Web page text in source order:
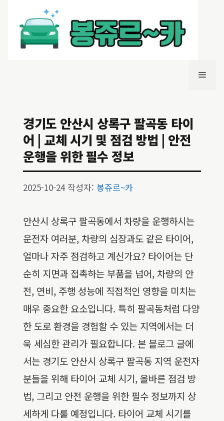
메
경기도 안산시 상록구 팔곡동 타이
어 | 교체 시기 및 점검 방법 | 안전
운행을 위한 필수 정보
2025-10-24 작성자: 봉쥬르~카
안산시 상록구 팔곡동에서 차량을 운행하시는
운전자 여러분, 차량의 심장과도 같은 타이어,
얼마나 자주 점검하고 계신가요? 타이어는 단
순히 지면과 접촉하는 부품을 넘어, 차량의 안
전, 연비, 주행 성능에 직접적인 영향을 미치는
매우 중요한 요소입니다. 특히 팔곡동처럼 다양
한 도로 환경을 경험할 수 있는 지역에서는 더
욱 세심한 관리가 필요합니다. 본 블로그 글에
서는 경기도 안산시 상록구 팔곡동 지역 운전자
분들을 위해 타이어 교체 시기, 올바른 점검 방
법, 그리고 안전 운행을 위한 필수 정보까지 상
세하게 다룰 예정입니다. 타이어 교체 시기를